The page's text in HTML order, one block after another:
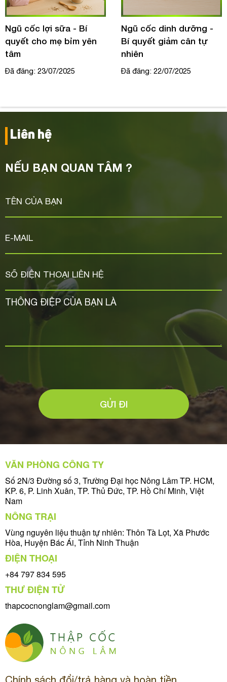
Ngũ cốc lợi sữa - Bí
quyết cho mẹ bỉm yên
tâm
Đã đăng: 23/07/2025
Ngũ cốc dinh dưỡng -
Bí quyết giảm cân tự
nhiên
Đã đăng: 22/07/2025
Liên hệ
NẾU BẠN QUAN TÂM ?
GỬI ĐI
VĂN PHÒNG CÔNG TY
Số 2N/3 Đường số 3, Trường Đại học Nông Lâm TP. HCM,
KP. 6, P. Linh Xuân, TP. Thủ Đức, TP. Hồ Chí Minh, Việt
Nam
NÔNG TRẠI
Vùng nguyên liệu thuận tự nhiên: Thôn Tà Lọt, Xã Phước
Hòa, Huyện Bác Ái, Tỉnh Ninh Thuận
ĐIỆN THOẠI
+84 797 834 595
THƯ ĐIỆN TỬ
thapcocnonglam@gmail.com